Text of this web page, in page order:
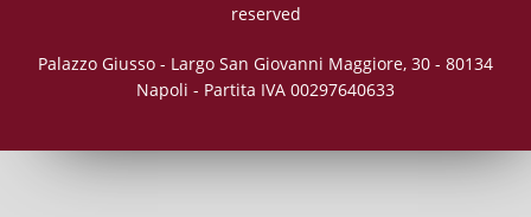
reserved
Palazzo Giusso - Largo San Giovanni Maggiore, 30 - 80134
Napoli - Partita IVA 00297640633